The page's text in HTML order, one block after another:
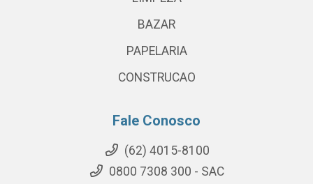
BAZAR
PAPELARIA
CONSTRUCAO
Fale Conosco
(62) 4015-8100
0800 7308 300 - SAC